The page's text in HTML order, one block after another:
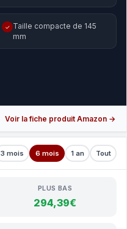
✓ Taille compacte de 145
mm
Voir la fiche produit Amazon →
3 mois 6 mois 1 an Tout
PLUS BAS
294,39€